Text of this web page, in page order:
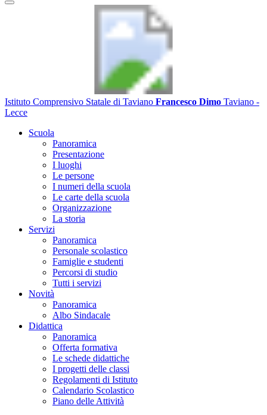
Istituto Comprensivo Statale di Taviano Francesco Dimo Taviano -
Lecce
Scuola
Panoramica
Presentazione
I luoghi
Le persone
I numeri della scuola
Le carte della scuola
Organizzazione
La storia
Servizi
Panoramica
Personale scolastico
Famiglie e studenti
Percorsi di studio
Tutti i servizi
Novità
Panoramica
Albo Sindacale
Didattica
Panoramica
Offerta formativa
Le schede didattiche
I progetti delle classi
Regolamenti di Istituto
Calendario Scolastico
Piano delle Attività